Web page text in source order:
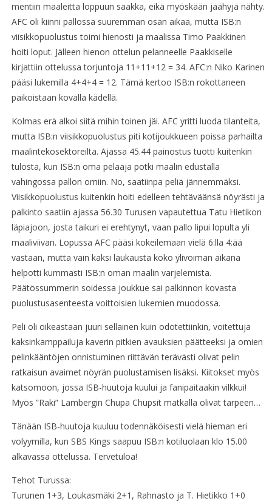
mentiin maaleitta loppuun saakka, eikä myöskään jäähyjä nähty.
AFC oli kiinni pallossa suuremman osan aikaa, mutta ISB:n
viisikkopuolustus toimi hienosti ja maalissa Timo Paakkinen
hoiti loput. Jälleen hienon ottelun pelanneelle Paakkiselle
kirjattiin ottelussa torjuntoja 11+11+12 = 34. AFC:n Niko Karinen
pääsi lukemilla 4+4+4 = 12. Tämä kertoo ISB:n rokottaneen
paikoistaan kovalla kädellä.
Kolmas erä alkoi siitä mihin toinen jäi. AFC yritti luoda tilanteita,
mutta ISB:n viisikkopuolustus piti kotijoukkueen poissa parhailta
maalintekosektoreilta. Ajassa 45.44 painostus tuotti kuitenkin
tulosta, kun ISB:n oma pelaaja potki maalin edustalla
vahingossa pallon omiin. No, saatiinpa peliä jännemmäksi.
Viisikkopuolustus kuitenkin hoiti edelleen tehtäväänsä nöyrästi ja
palkinto saatiin ajassa 56.30 Turusen vapautettua Tatu Hietikon
läpiajoon, josta taikuri ei erehtynyt, vaan pallo lipui lopulta yli
maaliviivan. Lopussa AFC pääsi kokeilemaan vielä 6:lla 4:ää
vastaan, mutta vain kaksi laukausta koko ylivoiman aikana
helpotti kummasti ISB:n oman maalin varjelemista.
Päätössummerin soidessa joukkue sai palkinnon kovasta
puolustusasenteesta voittoisien lukemien muodossa.
Peli oli oikeastaan juuri sellainen kuin odotettiinkin, voitettuja
kaksinkamppailuja kaverin pitkien avauksien päätteeksi ja omien
pelinkääntöjen onnistuminen riittävän terävästi olivat pelin
ratkaisun avaimet nöyrän puolustamisen lisäksi. Kiitokset myös
katsomoon, jossa ISB-huutoja kuului ja fanipaitaakin vilkkui!
Myös ”Raki” Lambergin Chupa Chupsit matkalla olivat tarpeen…
Tänään ISB-huutoja kuuluu todennäköisesti vielä hieman eri
volyymilla, kun SBS Kings saapuu ISB:n kotiluolaan klo 15.00
alkavassa ottelussa. Tervetuloa!
Tehot Turussa:
Turunen 1+3, Loukasmäki 2+1, Rahnasto ja T. Hietikko 1+0